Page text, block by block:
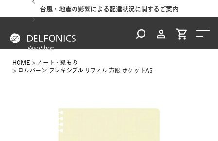
台風・地震の影響による配達状況に関するご案内
HOME
ノート・紙もの
ロルバーン フレキシブル リフィル 方眼 ポケットA5